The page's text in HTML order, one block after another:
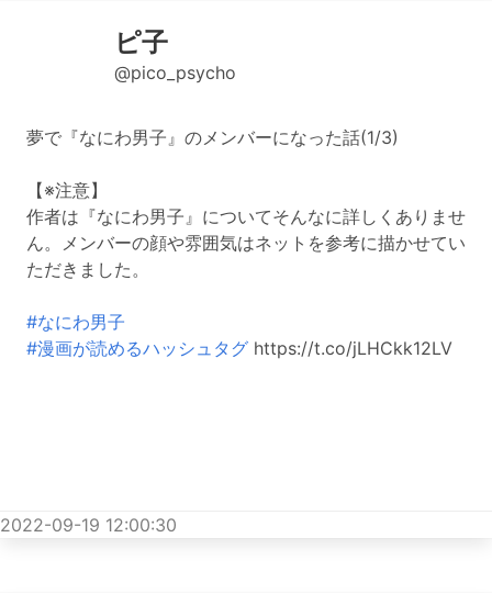
ピ子
@pico_psycho
夢で『なにわ男子』のメンバーになった話(1/3)
【※注意】
作者は『なにわ男子』についてそんなに詳しくありませ
ん。メンバーの顔や雰囲気はネットを参考に描かせてい
ただきました。
#なにわ男子
#漫画が読めるハッシュタグ https://t.co/jLHCkk12LV
2022-09-19 12:00:30